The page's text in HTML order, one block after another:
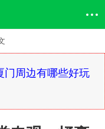
门周边有哪些好玩